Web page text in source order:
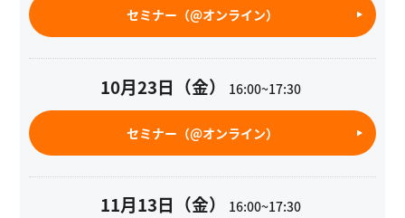
セミナー（@オンライン）
10月23日（金） 16:00~17:30
セミナー（@オンライン）
11月13日（金） 16:00~17:30